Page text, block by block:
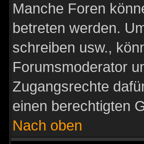
Manche Foren
betreten werden.
schreiben usw.,
Forumsmoderator
Zugangsrechte
einen berechtigten
Nach oben